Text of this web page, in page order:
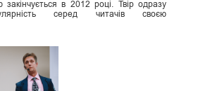
в 2012 році. Твір одразу
серед читачів своєю